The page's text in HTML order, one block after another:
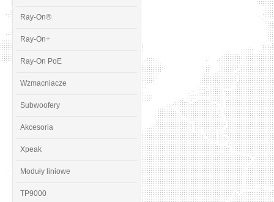
Ray-On®
Ray-On+
Ray-On PoE
Wzmacniacze
Subwoofery
Akcesoria
Xpeak
Moduły liniowe
TP9000